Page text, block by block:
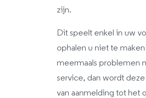
zijn.
Dit speelt enkel in uw
ophalen u niet te
meermaals problemen
service, dan wordt
van aanmelding tot het